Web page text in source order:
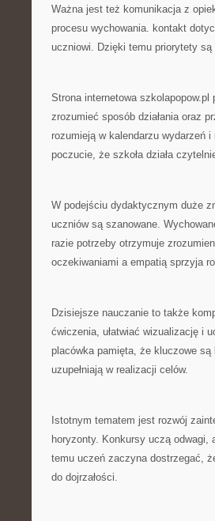
Ważna jest też komunikacja z
procesu wychowania. kontakt
uczniowi. Dzięki temu priorytety
Strona internetowa
zrozumieć sposób działania oraz
rozumieją w kalendarzu wydarzeń
poczucie, że szkoła działa
W podejściu dydaktycznym duże
uczniów są szanowane.
razie potrzeby otrzymuje
oczekiwaniami a empatią sprzyja
Dzisiejsze nauczanie to także
ćwiczenia, ułatwiać wizualizację i
placówka pamięta, że kluczowe
uzupełniają w realizacji celów.
Istotnym tematem jest rozwój
horyzonty. Konkursy uczą
temu uczeń zaczyna dostrzegać,
do dojrzałości.